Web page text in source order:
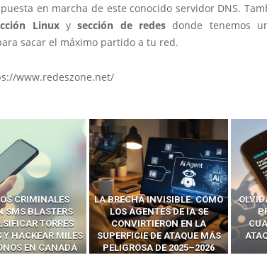
en marcha de este conocido servidor DNS.
Linuxysección de redes donde tenemos
sacar el máximo partido a tu red.
www.redeszone.net/
CRIMINALES
SMS BLASTERS
TORRES
Y HACKEAR MILES
EN CANADÁ
LA BRECHA INVISIBLE: CÓMO
LOS AGENTES DE IA SE
CONVIRTIERON EN LA
SUPERFICIE DE ATAQUE MÁS
PELIGROSA DE 2025–2026